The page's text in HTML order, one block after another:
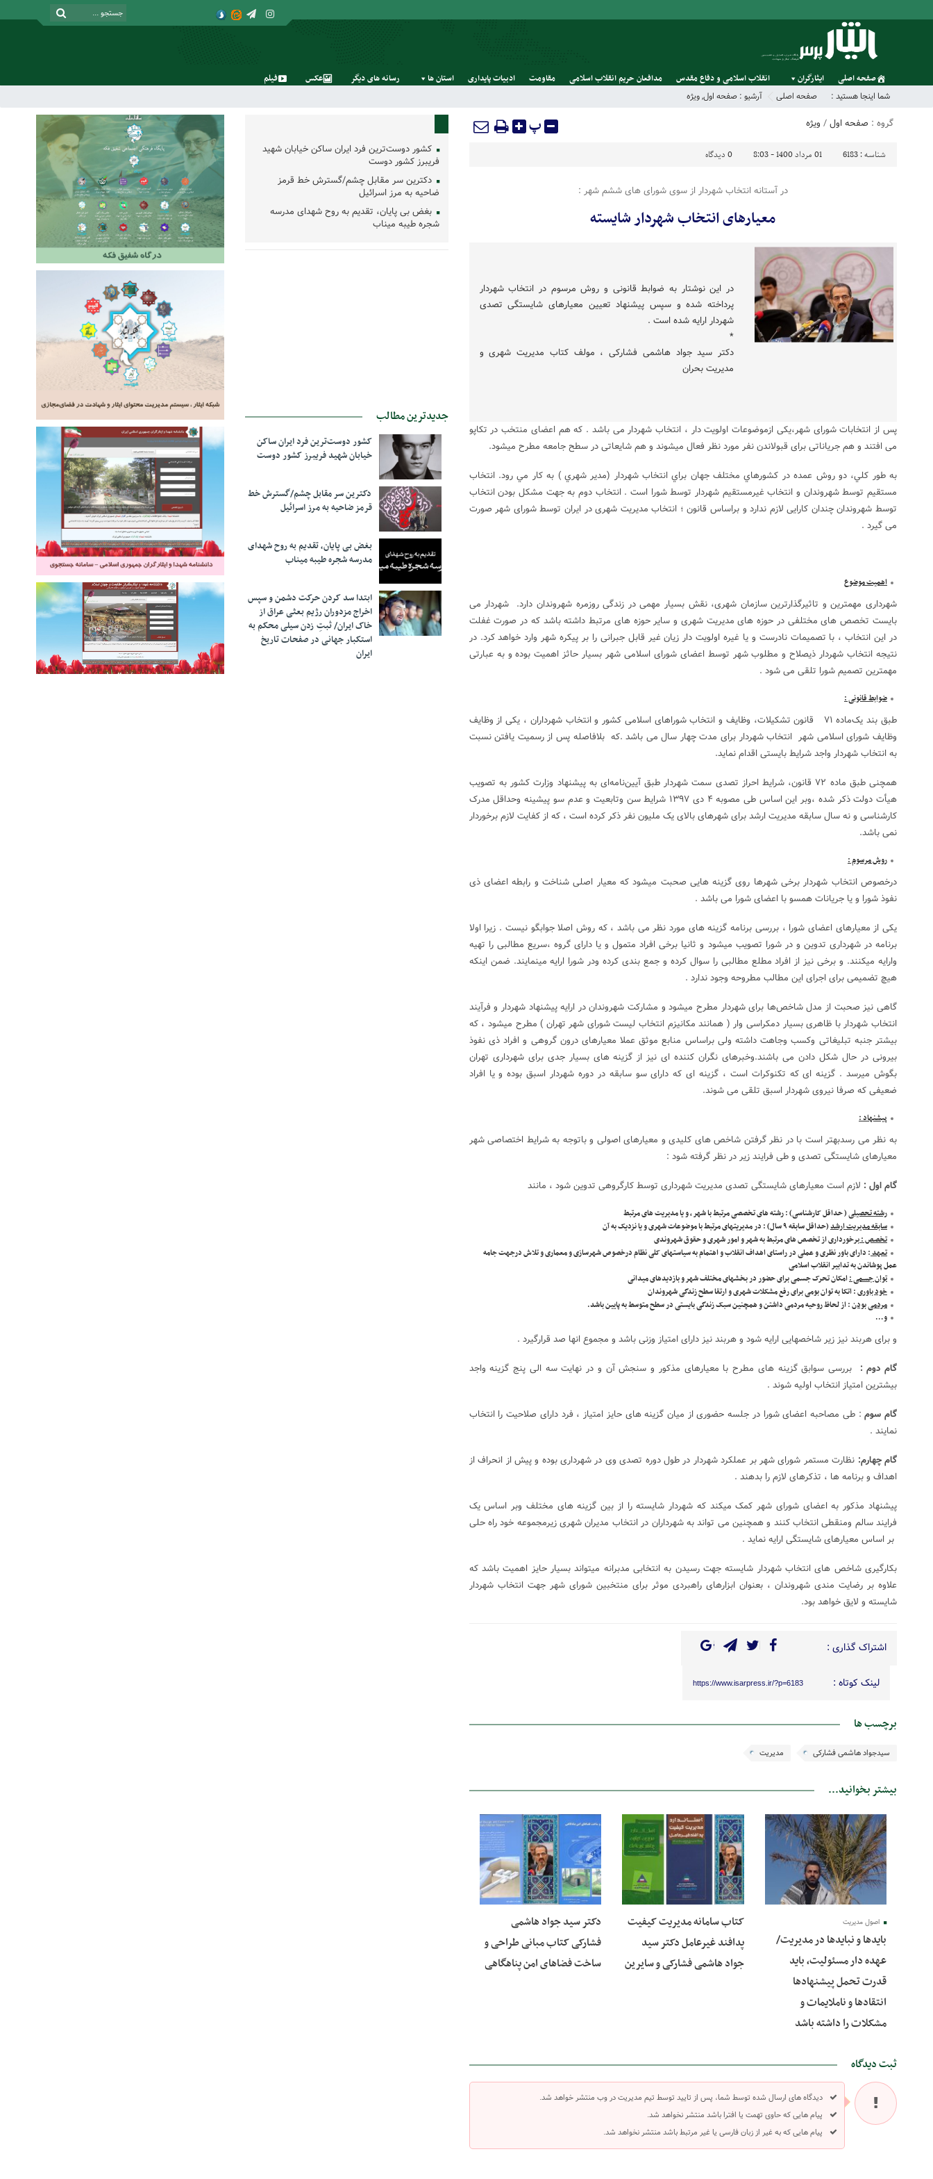
صفحه اصلی ایثارگران انقلاب اسلامی و دفاع مقدس مدافعان حریم انقلاب اسلامی مقاومت ادبیات پایداری استان‌ ها رسانه‌ های‌ دیگر عکس فیلم
شما اینجا هستید : صفحه اصلی آرشیو : صفحه اول,ویژه
گروه : صفحه اول/ ویژه پ
شناسه : 6183 01 مرداد 1400 - 8:03 0 دیدگاه
در آستانه انتخاب شهردار از سوی شورای های ششم شهر :
معیارهای انتخاب شهردار شایسته
در این نوشتار به ضوابط قانونی و روش مرسوم در انتخاب شهردار
پرداخته شده و سپس پیشنهاد تعیین معیارهای شایستگی تصدی
شهردار ارایه شده است .
*
دکتر سید جواد هاشمی فشارکی ، مولف کتاب مدیریت شهری و
مدیریت بحران
پس از انتخابات شورای شهر،یکی ازموضوعات اولویت دار ، انتخاب شهردار می باشد . که هم اعضای منتخب در تکاپو
می افتند و هم جریاناتی برای قبولاندن نفر مورد نظر فعال میشوند و هم شایعاتی در سطح جامعه مطرح میشود.
به طور کلي، دو روش عمده در کشورهاي مختلف جهان براي انتخاب شهردار (مدير شهري ) به کار مي رود. انتخاب
مستقیم توسط شهروندان و انتخاب غيرمستقيم شهردار توسط شورا است . انتخاب دوم به جهت مشکل بودن انتخاب
توسط شهروندان چندان کارایی لازم ندارد و براساس قانون ؛ انتخاب مدیریت شهری در ایران توسط شورای شهر صورت
می گیرد .
اهمیت موضوع
شهرداری مهمترین و تاثیرگذارترین سازمان شهری، نقش بسیار مهمی در زندگی روزمره شهروندان دارد. شهردار می
بایست تخصص های مختلفی در حوزه های مدیریت شهری و سایر حوزه های مرتبط داشته باشد که در صورت غفلت
در این انتخاب ، با تصمیمات نادرست و یا غیره اولویت دار زیان غیر قابل جبرانی را بر پیکره شهر وارد خواهد کرد. در
نتیجه انتخاب شهردار ذیصلاح و مطلوب شهر توسط اعضای شورای اسلامی شهر بسیار حاثز اهمیت بوده و به عبارتی
مهمترین تصمیم شورا تلقی می شود .
ضوابط قانونی :
طبق بند یک‌ماده ۷۱ قانون تشکیلات، وظایف و انتخاب شوراهای اسلامی کشور و انتخاب شهرداران ، یکی از وظایف
وظایف شورای اسلامی شهر انتخاب شهردار برای مدت چهار سال می باشد .که بلافاصله پس از رسميت يافتن نسبت
به انتخاب شهردار واجد شرايط بایستی اقدام نمايد.
‌همچنی طبق ماده ۷۲ قانون، شرایط احراز تصدی سمت شهردار طبق آیین‌نامه‌ای به پیشنهاد وزارت کشور به تصویب
هیأت دولت ذکر شده ،وبر این اساس طی مصوبه ۴ دی ۱۳۹۷ شرایط سن وتابعیت و عدم سو پیشینه وحداقل مدرک
کارشناسی و نه سال سابقه مدیریت ارشد برای شهرهای بالای یک ملیون نفر ذکر کرده است ، که از کفایت لازم برخوردار
نمی باشد.
روش مرسوم :
درخصوص انتخاب شهردار برخی شهرها روی گزینه هایی صحبت میشود که معیار اصلی شناخت و رابطه اعضای ذی
نفوذ شورا و یا جریانات همسو با اعضای شورا می باشد .
یکی از معیارهای اعضای شورا ، بررسی برنامه گزینه های مورد نظر می باشد ، که روش اصلا جوابگو نیست . زیرا اولا
برنامه در شهرداری تدوین و در شورا تصویب میشود و ثانیا برخی افراد متمول و یا دارای گروه ،سریع مطالبی را تهیه
وارایه میکنند. و برخی نیز از افراد مطلع مطالبی را سوال کرده و جمع بندی کرده ودر شورا ارایه مینمایند. ضمن اینکه
هیچ تضمیمی برای اجرای این مطالب مطروحه وجود ندارد .
گاهی نیز صحبت از مدل شاخص‌ها برای شهردار مطرح میشود و مشارکت شهروندان در ارایه پیشنهاد شهردار و فرآیند
انتخاب شهردار با ظاهری بسیار دمکراسی وار ( همانند مکانیزم انتخاب لیست شورای شهر تهران ) مطرح میشود ، که
بیشتر جنبه تبلیغاتی وکسب وجاهت داشته ولی براساس منابع موثق عملا معیارهای درون گروهی و افراد ذی نفوذ
بیرونی در حال شکل دادن می باشند.وخبرهای نگران کننده ای نیز از گزینه های بسیار جدی برای شهرداری تهران
بگوش میرسد . گزینه ای که تکنوکرات است ، گزینه ای که دارای سو سابقه در دوره شهردار اسبق بوده و یا افراد
ضعیفی که صرفا نیروی شهردار اسبق تلقی می شوند.
پیشنهاد :
به نظر می رسدبهتر است با در نظر گرفتن شاخص های کلیدی و معیارهای اصولی و باتوجه به شرایط اختصاصی شهر
معیارهای شایستگی تصدی و طی فرایند زیر در نظر گرفته شود :
گام اول : لازم است معیارهای شایستگی تصدی مدیریت شهرداری توسط کارگروهی تدوین شود ، مانند
رشته تحصیلی( حداقل کارشناسی) : رشته های تخصصی مرتبط با شهر ، و یا مدیریت های مرتبط
سابقه مدیریت ارشد(حداقل سابقه ۹ سال) : در مدیریتهای مرتبط با موضوعات شهری و یا نزدیک به آن
تخصص :برخورداری از تخصص های مرتبط به شهر و امور شهری و حقوق شهروندی
تعهد: دارای باور نظری و عملی در راستای اهداف انقلاب و اهتمام به سیاستهای کلی نظام درخصوص شهرسازی و معماری و تلاش درجهت جامه
عمل پوشاندن به تدابیر انقلاب اسلامی
توان جسمی :امکان تحرک جسمی برای حضور در بخشهای مختلف شهر و بازدیدهای میدانی
خود باوری: اتکا به توان بومی برای رفع مشکلات شهری و ارتقا سطح زندگی شهروندان
مردمی بودن: از لحاظ روحیه مردمی داشتن و همچنین سبک زندگی بایستی در سطح متوسط به پایین باشد.
و…
و برای هربند نیز زیر شاخصهایی ارایه شود و هربند نیز دارای امتیاز وزنی باشد و مجموع انها صد قرارگیرد .
گام دوم : بررسی سوابق گزینه های مطرح با معیارهای مذکور و سنجش آن و در نهایت سه الی پنج گزینه واجد
بیشترین امتیاز انتخاب اولیه شوند .
گام سوم: طی مصاحبه اعضای شورا در جلسه حضوری از میان گزینه های حایز امتیاز ، فرد دارای صلاحیت را انتخاب
نمایند .
گام چهارم: نظارت مستمر شورای شهر بر عملکرد شهردار در طول دوره تصدی وی در شهرداری بوده و پیش از انحراف از
اهداف و برنامه ها ، تذکرهای لازم را بدهند .
پیشنهاد مذکور به اعضای شورای شهر کمک میکند که شهردار شایسته را از بین گزینه های مختلف وبر اساس یک
فرایند سالم ومنقطی انتخاب کنند و همچنین می تواند به شهرداران در انتخاب مدیران شهری زیرمجموعه خود راه حلی
بر اساس معیارهای شایستگی ارایه نماید .
بکارگیری شاخص های انتخاب شهردار شایسته جهت رسیدن به انتخابی مدبرانه میتواند بسیار حایز اهمیت باشد که
علاوه بر رضایت مندی شهروندان ، بعنوان ابزارهای راهبردی موثر برای منتخبین شورای شهر جهت انتخاب شهردار
شایسته و لایق خواهد بود.
اشتراک گذاری :
لینک کوتاه : https://www.isarpress.ir/?p=6183
برچسب ها
سیدجواد هاشمی فشارکی مدیریت
بیشتر بخوانید...
20 بهمن 1402
اصول مدیریت
بایدها و نبایدها در مدیریت/
عهده دار مسئولیت، باید
قدرت تحمل پیشنهادها
انتقادها و ناملایمات و
مشکلات را داشته باشد
03 مهر 1400
کتاب سامانه مدیریت کیفیت
پدافند غیرعامل دکتر سید
جواد هاشمی فشارکی و سایرین
25 شهریور 1400
دکتر سيد جواد هاشمی‌
فشارکی کتاب مبانی طراحی و
ساخت فضاهای امن پناهگاهی
ثبت دیدگاه
دیدگاه های ارسال شده توسط شما، پس از تایید توسط تیم مدیریت در وب منتشر خواهد شد.
پیام هایی که حاوی تهمت یا افترا باشد منتشر نخواهد شد.
پیام هایی که به غیر از زبان فارسی یا غیر مرتبط باشد منتشر نخواهد شد.
کشور دوست‌ترین فرد ایران ساکن خیابان شهید
فریبرز کشور دوست
دکترین سر مقابل چشم/گسترش خط قرمز
ضاحیه به مرز اسرائیل
بغض بی پایان، تقدیم به روح شهدای مدرسه
شجره طیبه میناب
جدیدترین مطالب
کشور دوست‌ترین فرد ایران ساکن
خیابان شهید فریبرز کشور دوست
دکترین سر مقابل چشم/گسترش خط
قرمز ضاحیه به مرز اسرائیل
بغض بی پایان، تقدیم به روح شهدای
مدرسه شجره طیبه میناب
ابتدا سد کردن حرکت دشمن و سپس
اخراج مزدوران رژیم بعثی عراق از
خاک ایران/ ثبتِ زدن سیلی محکم به
استکبار جهانی در صفحات تاریخ
ایران